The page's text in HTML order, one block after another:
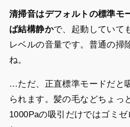
清掃音はデフォルトの標準モ
ば結構静かで、起動していて
レベルの音量です。普通の掃
ね。
…ただ、正直標準モードだと
られます。髪の毛などちょっ
1000Paの吸引だけではゴミ